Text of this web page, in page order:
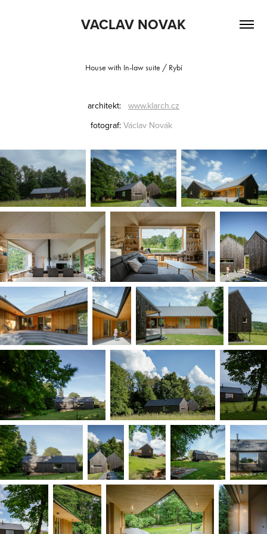
VACLAV NOVAK
House with In-law suite / Rybí
architekt: www.klarch.cz
fotograf: Václav Novák